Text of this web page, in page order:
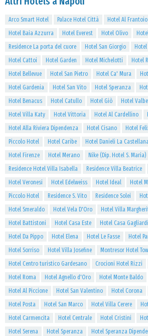
Arco Smart Hotel Palace Hotel Città Hotel Al Frantoio
Hotel Baia Azzurra
Hotel Everest Hotel Olivo
Residence La porta del cuore
Hotel San Giorgio
Hotel Cattoi
Hotel Garden Hotel Michelotti Hotel
Hotel Bellevue
Hotel San Pietro Hotel Ca' Mura
Hotel Gardenia
Hotel San Vito Hotel Speranza
Hotel Benacus
Hotel Catullo Hotel Giò Hotel
Hotel Villa Katy
Hotel Vittoria Hotel Al Cardellino
Hotel Alla Riviera Dipendenza
Hotel Cisano Hotel
Piccolo Hotel
Hotel Caribe Hotel Danieli La
Hotel Firenze
Hotel Merano Nike (Dip. Hotel S. Maria)
Residence Hotel Villa Isabella
Residence Villa Beatrice
Hotel Veronesi
Hotel Edelweiss Hotel Ideal Hotel
Piccolo Hotel
Residence S. Vito Residence Solei
Hotel Smeraldo
Hotel Vela D'Oro Hotel Villa
Hotel Battistoni
Hotel Casa Este Hotel Casa Gagliardi
Hotel Da Pippo
Hotel Elena Hotel Le Fasse Hotel
Hotel Sorriso
Hotel Villa Josefine
Montresor Hotel
Hotel Centro turistico Gardesano
Crocioni Hotel Rizzi
Hotel Roma
Hotel Agnello d'Oro Hotel Monte Baldo
Hotel Al Piccione
Hotel San Valentino Hotel Corona
Hotel Posta
Hotel San Marco Hotel Villa Cerere
Hotel Carmencita
Hotel Centrale Hotel Cristini
Hotel Serena
Hotel Speranza
Hotel Speranza